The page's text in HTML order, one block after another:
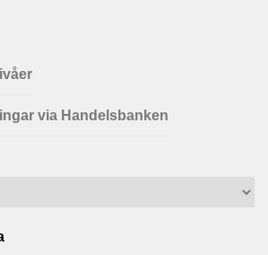
via Handelsbanken